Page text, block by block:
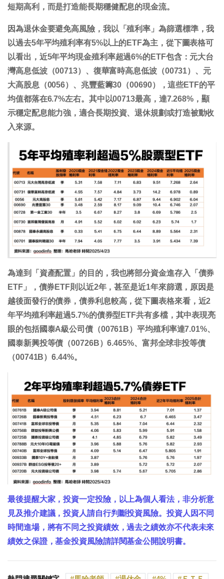
短期高利，而是打造能長期穩健配息的現金流。
因為退休金要避免高風險，我以「殖利率」為篩選標準，我
以過去5年平均殖利率有5%以上的ETF為主，從下圖表格可
以看出，近5年平均現金殖利率超過6%的ETF包含：元大台
灣高息低波（00713）、復華富時高息低波（00731）、元
大高股息（0056）、兆豐藍籌30（00690），這些ETF的平
均值都落在6.7%左右。其中以00713最高，達7.268%，顯
示穩定配息能力強，適合長期投資、退休規劃或打造被動收
入來源。
為達到「資產配置」的目的，我也將部分資金進存入「債券
ETF」，債券ETF則以近2年，甚至是近1年來篩選，原因是
越後面發行的債券，債券利息較高，從下圖表格來看，近2
年平均殖利率超過5.7%的債券型ETF共有多檔，其中表現亮
眼的包括國泰A級公司債（00761B）平均殖利率達7.01%、
國泰新興投等債（00726B）6.465%、富邦全球非投等債
（00741B）6.44%。
最後提醒大家，投資一定投險，以上為個人看法，非分析意
見及推介建議，投資人請自行判斷投資風險。投資人因不同
時間進場，將有不同之投資績效，過去之績效亦不代表未來
績效之保證，基金投資風險請詳閱基金公開說明書。